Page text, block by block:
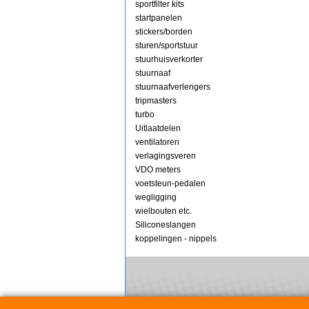
sportfilter kits
startpanelen
stickers/borden
sturen/sportstuur
stuurhuisverkorter
stuurnaaf
stuurnaafverlengers
tripmasters
turbo
Uitlaatdelen
ventilatoren
verlagingsveren
VDO meters
voetsteun-pedalen
wegligging
wielbouten etc.
Siliconeslangen
koppelingen - nippels